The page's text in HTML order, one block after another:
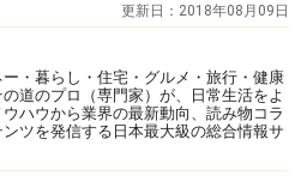
更新日： 2018年08月09日
ー・暮らし・住宅・グルメ・旅行・健康
道のプロ（専門家）が、日常生活をよ
ハウから業界の最新動向、読み物コラ
ツを発信する日本最大級の総合情報サ